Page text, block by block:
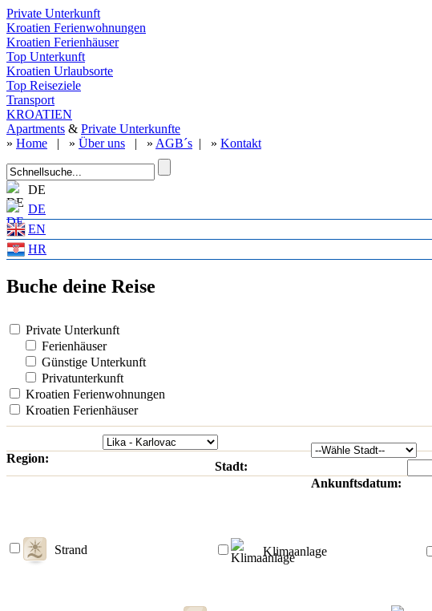
Private Unterkunft
Kroatien Ferienwohnungen
Kroatien Ferienhäuser
Top Unterkunft
Kroatien Urlaubsorte
Top Reiseziele
Transport
KROATIEN
Apartments & Private Unterkunfte
» Home | » Über uns | » AGB´s | » Kontakt
DE
DE
EN
HR
Buche deine Reise
Private Unterkunft
Ferienhäuser
Günstige Unterkunft
Privatunterkunft
Kroatien Ferienwohnungen
Kroatien Ferienhäuser
Region:
Stadt:
Ankunftsdatum:
Strand Klimaanlage